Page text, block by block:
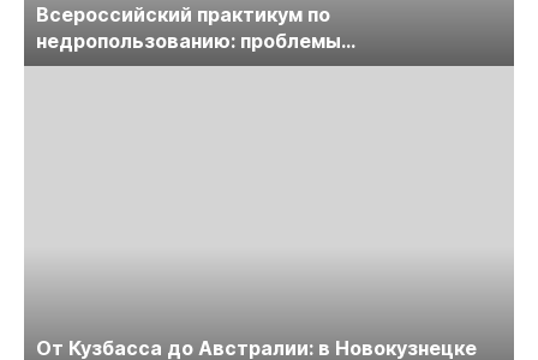
Всероссийский практикум по
недропользованию: проблемы
лицензирования, цифровизации, экспертизы
От Кузбасса до Австралии: в Новокузнецке